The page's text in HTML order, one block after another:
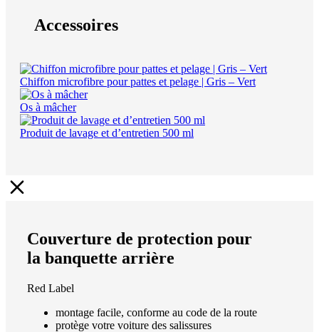
Accessoires
Chiffon microfibre pour pattes et pelage | Gris – Vert
Os à mâcher
Produit de lavage et d’entretien 500 ml
Couverture de protection pour
la banquette arrière
Red Label
montage facile, conforme au code de la route
protège votre voiture des salissures